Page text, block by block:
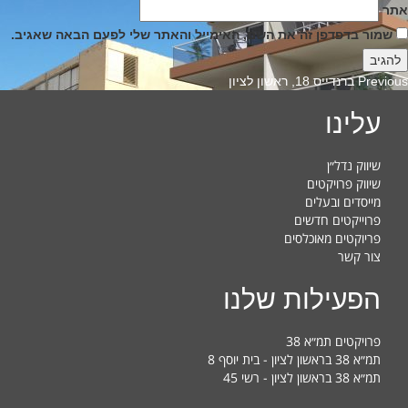
אתר
שמור בדפדפן זה את השם, האימייל והאתר שלי לפעם הבאה שאגיב.
Previous
Previous
ברנדייס 18, ראשון לציון
עלינו
שיווק נדל״ן
שיווק פרויקטים
מייסדים ובעלים
פרוייקטים חדשים
פריוקטים מאוכלסים
צור קשר
הפעילות שלנו
פרויקטים תמ״א 38
תמ״א 38 בראשון לציון - בית יוסף 8
תמ״א 38 בראשון לציון - רשי 45